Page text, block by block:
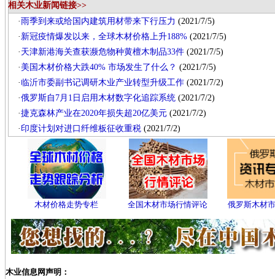
相关木业新闻链接>>
· 雨季到来或给国内建筑用材带来下行压力 (2021/7/5)
· 新冠疫情爆发以来，全球木材价格上升188% (2021/7/5)
· 天津新港海关查获濒危物种黄檀木制品33件 (2021/7/5)
· 美国木材价格大跌40% 市场发生了什么？ (2021/7/5)
·临沂市委副书记调研木业产业转型升级工作 (2021/7/2)
·俄罗斯自7月1日启用木材数字化追踪系统 (2021/7/2)
·捷克森林产业在2020年损失超20亿美元 (2021/7/2)
· 印度计划对进口纤维板征收重税 (2021/7/2)
木材价格走势专栏 全国木材市场行情评论 俄罗斯木材
木业信息网声明：